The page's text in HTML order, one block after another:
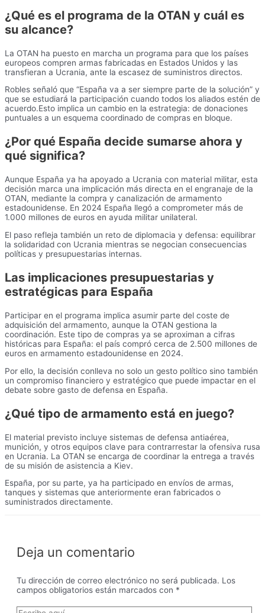
¿Qué es el programa de la OTAN y cuál es
su alcance?
La OTAN ha puesto en marcha un programa para que los países
europeos compren armas fabricadas en Estados Unidos y las
transfieran a Ucrania, ante la escasez de suministros directos.
Robles señaló que “España va a ser siempre parte de la solución” y
que se estudiará la participación cuando todos los aliados estén de
acuerdo.Esto implica un cambio en la estrategia: de donaciones
puntuales a un esquema coordinado de compras en bloque.
¿Por qué España decide sumarse ahora y
qué significa?
Aunque España ya ha apoyado a Ucrania con material militar, esta
decisión marca una implicación más directa en el engranaje de la
OTAN, mediante la compra y canalización de armamento
estadounidense. En 2024 España llegó a comprometer más de
1.000 millones de euros en ayuda militar unilateral.
El paso refleja también un reto de diplomacia y defensa: equilibrar
la solidaridad con Ucrania mientras se negocian consecuencias
políticas y presupuestarias internas.
Las implicaciones presupuestarias y
estratégicas para España
Participar en el programa implica asumir parte del coste de
adquisición del armamento, aunque la OTAN gestiona la
coordinación. Este tipo de compras ya se aproximan a cifras
históricas para España: el país compró cerca de 2.500 millones de
euros en armamento estadounidense en 2024.
Por ello, la decisión conlleva no solo un gesto político sino también
un compromiso financiero y estratégico que puede impactar en el
debate sobre gasto de defensa en España.
¿Qué tipo de armamento está en juego?
El material previsto incluye sistemas de defensa antiaérea,
munición, y otros equipos clave para contrarrestar la ofensiva rusa
en Ucrania. La OTAN se encarga de coordinar la entrega a través
de su misión de asistencia a Kiev.
España, por su parte, ya ha participado en envíos de armas,
tanques y sistemas que anteriormente eran fabricados o
suministrados directamente.
Deja un comentario
Tu dirección de correo electrónico no será publicada. Los
campos obligatorios están marcados con *
Escribe